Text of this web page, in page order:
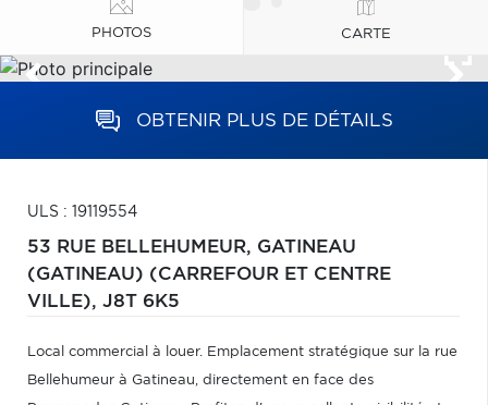
PHOTOS CARTE
OBTENIR PLUS DE DÉTAILS
ULS : 19119554
53 RUE BELLEHUMEUR, GATINEAU
(GATINEAU) (CARREFOUR ET CENTRE
VILLE), J8T 6K5
Local commercial à louer. Emplacement stratégique sur la rue
Bellehumeur à Gatineau, directement en face des